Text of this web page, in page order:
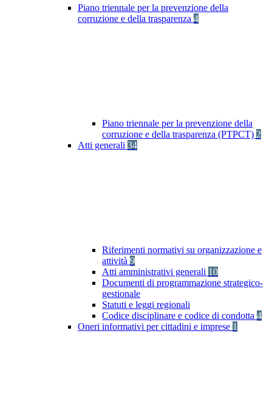
Piano triennale per la prevenzione della
corruzione e della trasparenza 4
Piano triennale per la prevenzione della
corruzione e della trasparenza (PTPCT) 2
Atti generali 34
Riferimenti normativi su organizzazione e
attività 9
Atti amministrativi generali 10
Documenti di programmazione strategico-
gestionale
Statuti e leggi regionali
Codice disciplinare e codice di condotta 4
Oneri informativi per cittadini e imprese 1